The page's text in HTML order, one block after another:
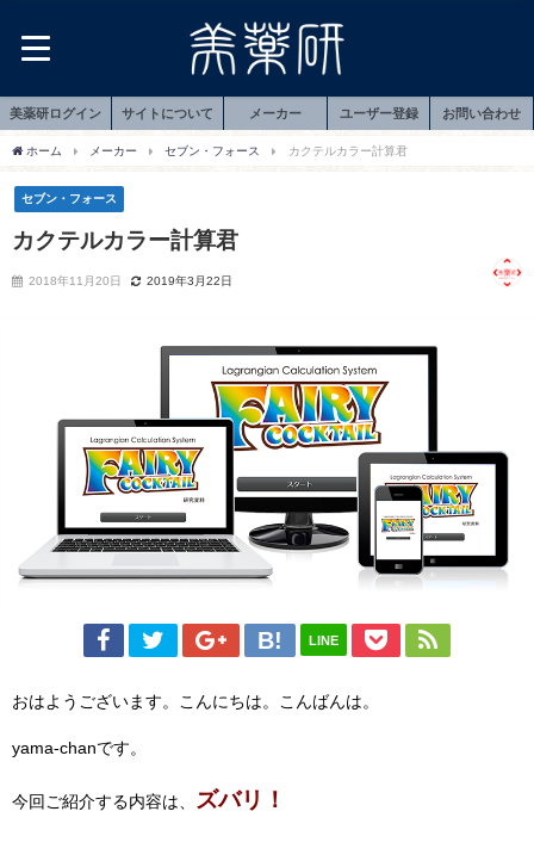
美薬研ログイン サイトについて メーカー ユーザー登録 お問い合わせ
ホーム メーカー セブン・フォース カクテルカラー計算君
セブン・フォース
カクテルカラー計算君
2018年11月20日 2019年3月22日
LINE
おはようございます。こんにちは。こんばんは。
yama-chanです。
今回ご紹介する内容は、 ズバリ！